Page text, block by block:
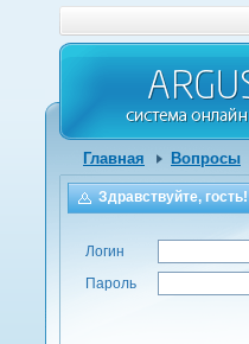
Главная Вопросы
Здравствуйте, гость!
Логин
Пароль